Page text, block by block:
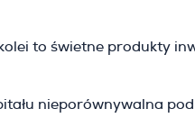
to świetne produkty
nieporównywalna